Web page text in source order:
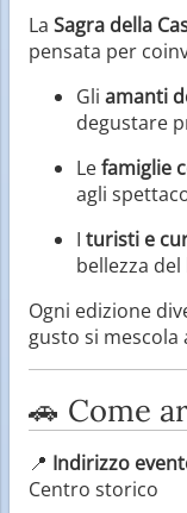
La Sagra della
pensata per
Gli amanti
degustare
Lefamiglie
agli
I turisti e
bellezza
Ogni edizione
gusto si mescola
🚗 Come
📍 Indirizzo
Centro storico